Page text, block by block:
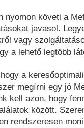
nyomon követi a
javasol.
vagy
a lehető legtöbb
a
megírni egy jó
kell azon, hogy
között.
rendszeresen